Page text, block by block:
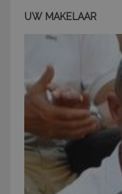
UW MAKELAAR
degli utenti e la
non può essere
cookie